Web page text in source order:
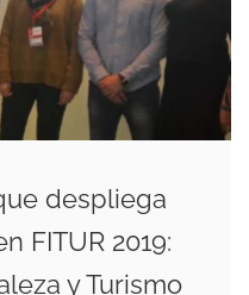
despliega
FITUR 2019:
y Turismo